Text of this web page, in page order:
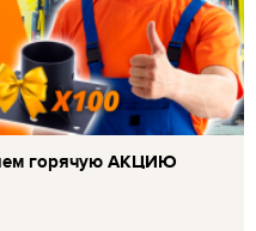
горячую АКЦИЮ